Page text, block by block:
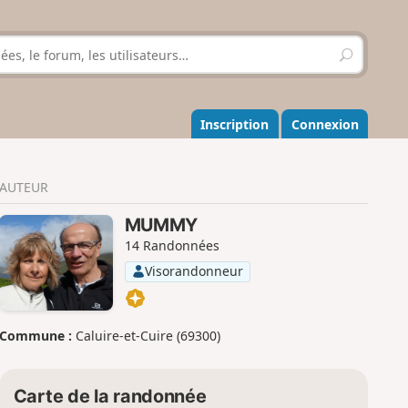
R
e
h
e
r
r
Inscription Connexion
AUTEUR
MUMMY
14 Randonnées
Visorandonneur
Commune : Caluire-et-Cuire (69300)
Carte de la randonnée